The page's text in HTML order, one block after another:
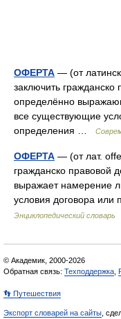
ОФЕРТА — (от
заключить гражданско
определённо
все существующие
определения …
ОФЕРТА — (от лат.
гражданско правовой
выражает намерение
условия договора
Энциклопедический словарь
© Академик, 2000-2026
Обратная связь: Техподдержка
👣 Путешествия
Экспорт словарей на сайты ,